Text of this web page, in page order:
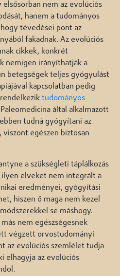
nem az evolúciós
hanem a tudományos
tévedései pont az
fakadnak. Az evolúciós
cikkek, konkrét
nemigen irányíthatják a
betegségek teljes gyógyulást
kapcsolatban pedig
rendelkeziktudományos
által alkalmazott
tudná gyógyítani az
egészen biztosan
a szükségleti táplálkozás
elveket nem integrált a
eredményei, gyógyítási
hiszen ő maga nem kezel
se máshogy.
nem egészségesnek
végzett orvostudományi
az evolúciós szemlélet tudja
elhagyja az evolúciós